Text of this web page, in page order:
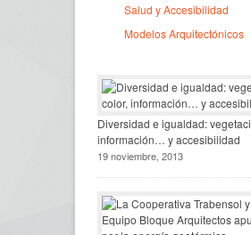
Salud y Accesibilidad
Modelos Arquitectónicos
Diversidad e igualdad:
información… y accesibilidad
19 noviembre, 2013